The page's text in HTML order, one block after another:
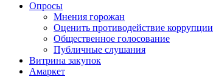
Опросы
Мнения горожан
Оценить противодействие коррупции
Общественное голосование
Публичные слушания
Витрина закупок
Амаркет